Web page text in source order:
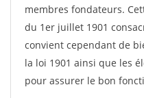
membres fondateurs.
du 1er juillet 1901
convient cependant de
la loi 1901 ainsi que les
pour assurer le bon